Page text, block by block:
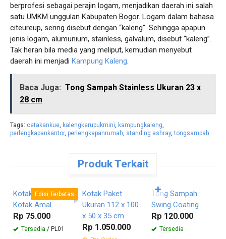
berprofesi sebagai perajin logam, menjadikan daerah ini salah
satu UMKM unggulan Kabupaten Bogor. Logam dalam bahasa
citeureup, sering disebut dengan “kaleng”. Sehingga apapun
jenis logam, alumunium, stainless, galvalum, disebut “kaleng”.
Tak heran bila media yang meliput, kemudian menyebut
daerah ini menjadi Kampung Kaleng.
Baca Juga: Tong Sampah Stainless Ukuran 23 x
28 cm
Tags: cetakankue kalengkerupukmini kampungkaleng
perlengkapankantor, perlengkapanrumah standing ashray,tongsampah
Produk Terkait
Edisi Terbatas
Kotak Donasi –
Kotak Amal
Rp 75.000
Tersedia / PL01
Pesan
Kotak Paket
Ukuran 112 x 100
x 50 x 35 cm
Rp 1.050.000
Tong Sampah
Swing Coating
Rp 120.000
Tersedia
✚